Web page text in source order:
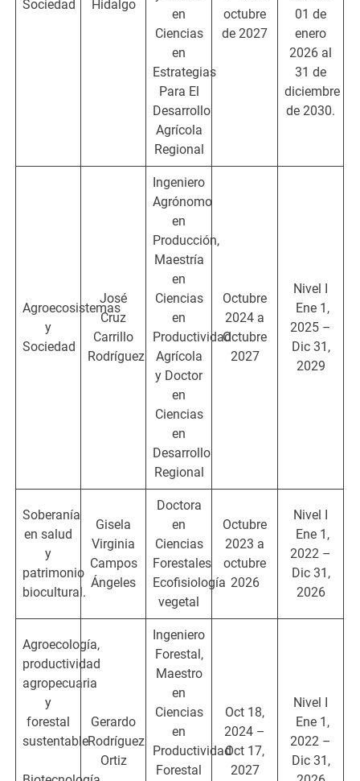
Sociedad
Hidalgo
en
Ciencias
en
Estrategias
Para El
Desarrollo
Agrícola
Regional
octubre
de 2027
01 de
enero
2026 al
31 de
diciembre
de 2030.
Agroecosistemas
y
Sociedad
José
Cruz
Carrillo
Rodríguez
Ingeniero
Agrónomo
en
Producción,
Maestría
en
Ciencias
en
Productividad
Agrícola
y Doctor
en
Ciencias
en
Desarrollo
Regional
Octubre
2024 a
Octubre
2027
Nivel I
Ene 1,
2025 –
Dic 31,
2029
Soberanía
en salud
y
patrimonio
biocultural.
Gisela
Virginia
Campos
Ángeles
Doctora
en
Ciencias
Forestales
Ecofisiología
vegetal
Octubre
2023 a
octubre
2026
Nivel I
Ene 1,
2022 –
Dic 31,
2026
Agroecología,
productividad
agropecuaria
y
forestal
sustentable
Gerardo
Rodríguez
Ortiz
Ingeniero
Forestal,
Maestro
en
Ciencias
en
Productividad
Forestal
Oct 18,
2024 –
Oct 17,
2027
Nivel I
Ene 1,
2022 –
Dic 31,